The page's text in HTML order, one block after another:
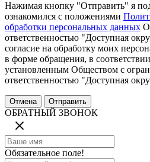
Нажимая кнопку "Отправить" я
ознакомился с положениями
обработки персональных данных
ответственностью "Доступная
согласие на обработку моих
в форме обращения, в
установленным Обществом с
ответственностью "Доступная
ОБРАТНЫЙ ЗВОНОК
Обязательное поле!